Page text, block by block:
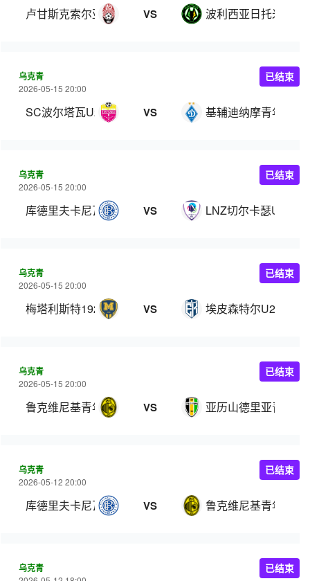
卢甘斯克索尔亚青年队 VS 波利西亚日托米尔
乌克青
2026-05-15 20:00
SC波尔塔瓦U21 VS 基辅迪纳摩青年队
已结束
乌克青
2026-05-15 20:00
库德里夫卡尼瓦U21 VS LNZ切尔卡瑟U21
已结束
乌克青
2026-05-15 20:00
梅塔利斯特1925青年队 VS 埃皮森特尔U21
已结束
乌克青
2026-05-15 20:00
鲁克维尼基青年队 VS 亚历山德里亚青年队
已结束
乌克青
2026-05-12 20:00
库德里夫卡尼瓦U21 VS 鲁克维尼基青年队
已结束
乌克青 已结束